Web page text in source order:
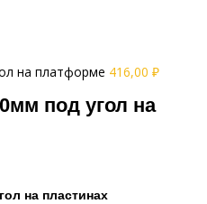
на платформе 416,00 ₽
под угол на
на пластинах